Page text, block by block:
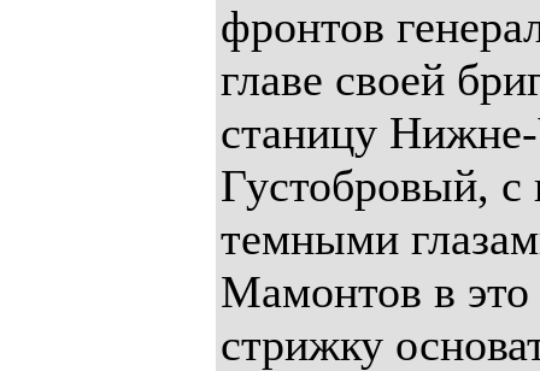
фронтов
главе своей
станицу
Густобровый,
темными
Мамонтов в
стрижку